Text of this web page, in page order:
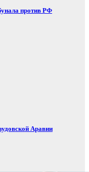
против РФ
Аравии